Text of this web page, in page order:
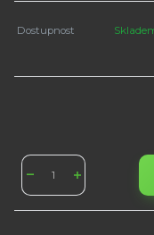
Dostupnost